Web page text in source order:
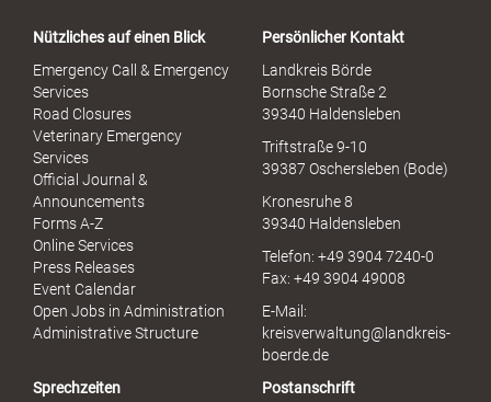
Nützliches auf einen Blick
Emergency Call & Emergency
Services
Road Closures
Veterinary Emergency
Services
Official Journal &
Announcements
Forms A-Z
Online Services
Press Releases
Event Calendar
Open Jobs in Administration
Administrative Structure
Persönlicher Kontakt
Landkreis Börde
Bornsche Straße 2
39340 Haldensleben
Triftstraße 9-10
39387 Oschersleben (Bode)
Kronesruhe 8
39340 Haldensleben
Telefon: +49 3904 7240-0
Fax: +49 3904 49008
E-Mail:
kreisverwaltung@landkreis-
boerde.de
Sprechzeiten
Postanschrift